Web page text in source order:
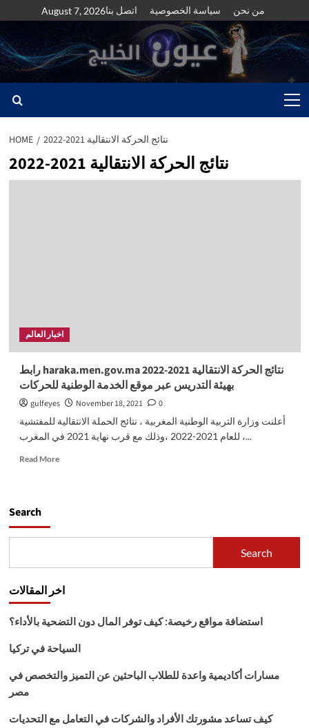
to
content
August 7, 2026اتصل بنا سياسة الخصوصية من نحن
Menu
HOME نتائج الحركة الانتقالية 2021-2022
نتائج الحركة الانتقالية 2021-2022
اخبار العالم
رابط haraka.men.gov.ma نتائج الحركة الانتقالية 2021-2022
بهيئة التدريس عبر موقع الخدمة الوطنية للحركات
gulfeyes November 18, 2021
0
أعلنت وزارة التربية الوطنية المغربية ، نتائج الحملة الانتقالية للمفتشية
للعام 2021-2022 ،وذلك مع قرب نهاية 2021 في المغرب ،...
Read MoreRead
الحركة
بهيئة
موقع
الوطنية
Search
Search
اخر المقالات
استضافة مواقع رخيصة: كيف توفر المال دون التضحية بالأداء؟
السياحة في تركيا
مسارات أكاديمية واعدة للطلاب الباحثين عن التميز والتخصص في
مصر
كيف تساعد مشورتك الأفراد والشركات في التعامل مع التحديات